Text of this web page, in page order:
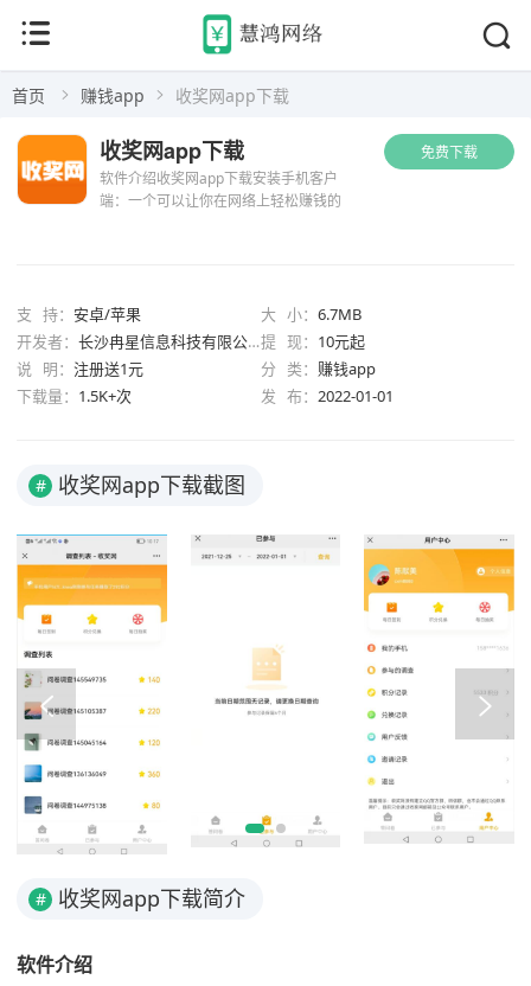
首页 赚钱app 收奖网app下载
免费下载
软件介绍收奖网app下载安装手机客户
端：一个可以让你在网络上轻松赚钱的
收奖网app下载
支 持： 安卓/苹果 大 小： 6.7MB
开发者： 长沙冉星信息科技有限公司 提 现： 10元起
说 明： 注册送1元 分 类： 赚钱app
下载量： 1.5K+次 发 布： 2022-01-01
# 收奖网app下载截图
# 收奖网app下载简介
软件介绍